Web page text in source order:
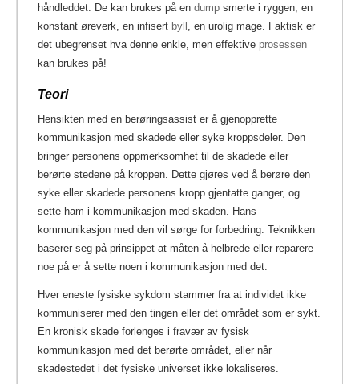
håndleddet. De kan brukes på en dump smerte i ryggen, en
konstant øreverk, en infisert byll , en urolig mage. Faktisk er
det ubegrenset hva denne enkle, men effektive prosessen
kan brukes på!
Teori
Hensikten med en berøringsassist er å gjenopprette
kommunikasjon med skadede eller syke kroppsdeler. Den
bringer personens oppmerksomhet til de skadede eller
berørte stedene på kroppen. Dette gjøres ved å berøre den
syke eller skadede personens kropp gjentatte ganger, og
sette ham i kommunikasjon med skaden. Hans
kommunikasjon med den vil sørge for forbedring. Teknikken
baserer seg på prinsippet at måten å helbrede eller reparere
noe på er å sette noen i kommunikasjon med det.
Hver eneste fysiske sykdom stammer fra at individet ikke
kommuniserer med den tingen eller det området som er sykt.
En kronisk skade forlenges i fravær av fysisk
kommunikasjon med det berørte området, eller når
skadestedet i det fysiske universet ikke lokaliseres.